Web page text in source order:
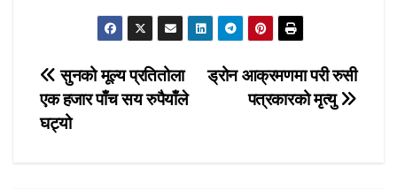
Post
navigation
ड्रोन आक्रमणमा परी रुसी
पत्रकारको मृत्यु
सुनको मूल्य प्रतितोला
एक हजार पाँच सय रुपैयाँले
घट्यो